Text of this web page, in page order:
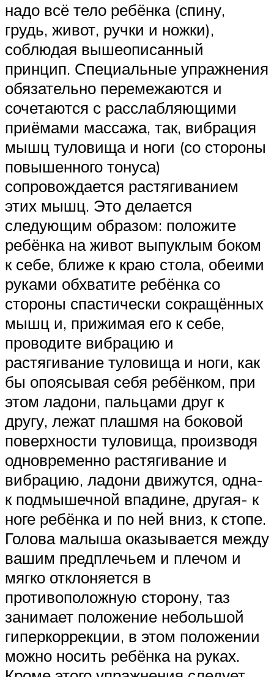
надо всё тело ребёнка (спину,
грудь, живот, ручки и ножки),
соблюдая вышеописанный
принцип. Специальные упражнения
обязательно перемежаются и
сочетаются с расслабляющими
приёмами массажа, так, вибрация
мышц туловища и ноги (со стороны
повышенного тонуса)
сопровождается растягиванием
этих мышц. Это делается
следующим образом: положите
ребёнка на живот выпуклым боком
к себе, ближе к краю стола, обеими
руками обхватите ребёнка со
стороны спастически сокращённых
мышц и, прижимая его к себе,
проводите вибрацию и
растягивание туловища и ноги, как
бы опоясывая себя ребёнком, при
этом ладони, пальцами друг к
другу, лежат плашмя на боковой
поверхности туловища, производя
одновременно растягивание и
вибрацию, ладони движутся, одна-
к подмышечной впадине, другая- к
ноге ребёнка и по ней вниз, к стопе.
Голова малыша оказывается между
вашим предплечьем и плечом и
мягко отклоняется в
противоположную сторону, таз
занимает положение небольшой
гиперкоррекции, в этом положении
можно носить ребёнка на руках.